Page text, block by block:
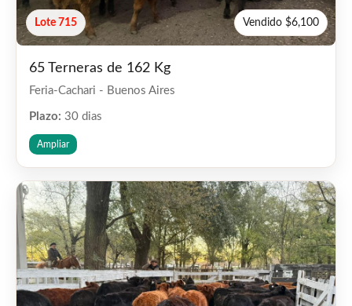
Lote 715 Vendido $6,100
65 Terneras de 162 Kg
Feria-Cachari - Buenos Aires
Plazo: 30 dias
Ampliar